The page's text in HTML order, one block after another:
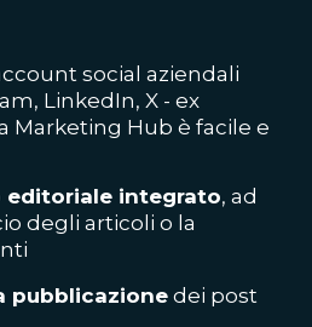
social aziendali
LinkedIn, X - ex
Marketing Hub è facile e
editoriale integrato, ad
degli articoli o la
pubblicazione dei post